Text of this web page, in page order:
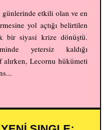
günlerinde etkili olan ve en
yol açtığı belirtilen
bir siyasi krize dönüştü.
yetersiz kaldığı
alırken, Lecornu hükümeti